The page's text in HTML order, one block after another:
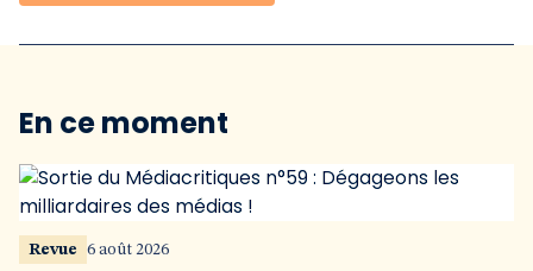
En ce moment
Revue 6 août 2026